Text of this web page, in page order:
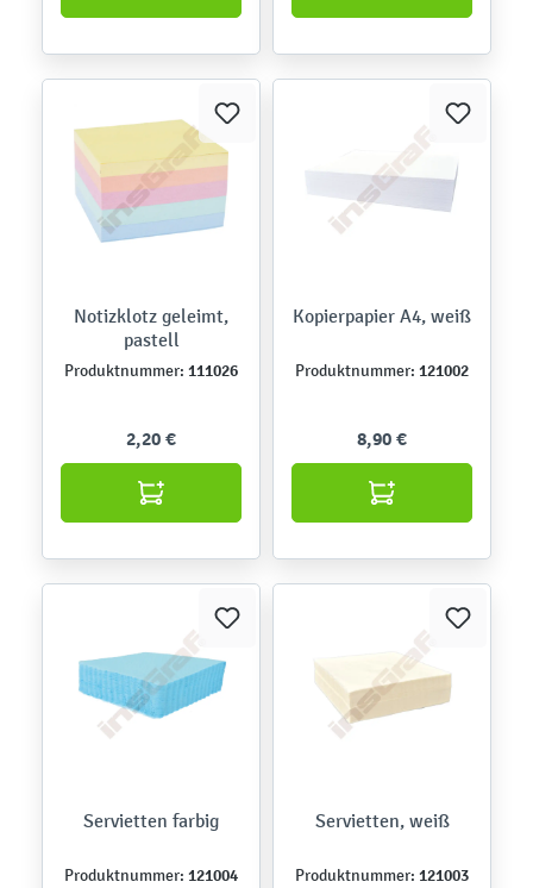
Notizklotz geleimt,
pastell
Produktnummer: 111026
2,20 €
Kopierpapier A4, weiß
Produktnummer: 121002
8,90 €
Servietten farbig
Produktnummer: 121004
Servietten, weiß
Produktnummer: 121003